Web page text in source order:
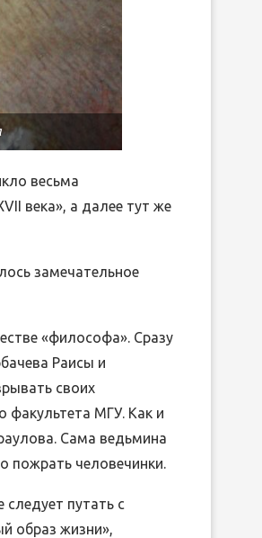
весьма
века», а далее тут же
замечательное
«философа». Сразу
Раисы и
своих
факультета МГУ. Как и
Сама ведьмина
пожрать человечинки.
путать с
образ жизни»,